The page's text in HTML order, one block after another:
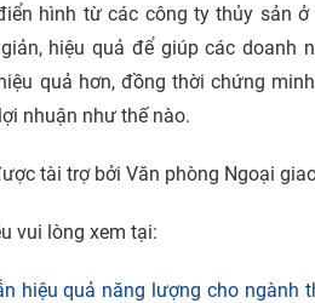
hình từ các công ty thủy sản
hiệu quả để giúp các doanh
quả hơn, đồng thời chứng
nhuận như thế nào.
tài trợ bởi Văn phòng Ngoại
vui lòng xem tại:
hiệu quả năng lượng cho ngành